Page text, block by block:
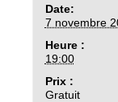
Date:
7 novembre
Heure :
19:00
Prix :
Gratuit